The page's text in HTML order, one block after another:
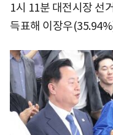
1시 11분 대전시장 선
득표해 이장우